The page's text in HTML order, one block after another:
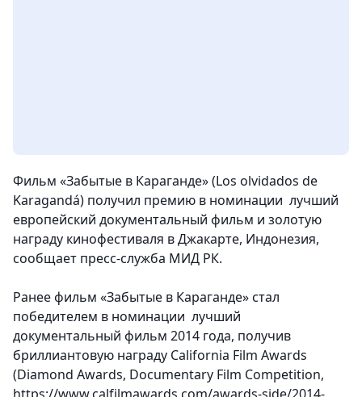
Фильм «Забытые в Караганде» (Los olvidados de
Karagandá) получил премию в номинации лучший
европейский документальный фильм и золотую
награду кинофестиваля в Джакарте, Индонезия,
сообщает пресс-служба МИД РК.
Ранее фильм «Забытые в Караганде» стал
победителем в номинации лучший
документальный фильм 2014 года, получив
бриллиантовую награду California Film Awards
(Diamond Awards, Documentary Film Competition,